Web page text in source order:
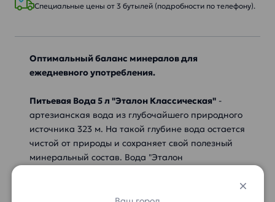
Специальные цены от 3 бутылей (подробности по телефону).
Оптимальный баланс минералов для
ежедневного употребления.
Питьевая Вода 5 л "Эталон Классическая" -
артезианская вода из глубочайшего природного
источника 323 м. На такой глубине вода остается
чистой от природы и сохраняет свой полезный
минеральный состав. Вода "Эталон
здоровье и энергию вашему организму.